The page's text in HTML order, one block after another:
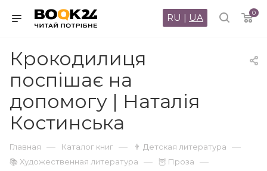
0
RU | UA
Крокодилиця
поспішає на
допомогу | Наталія
Костинська
Главная — Каталог книг — 👨 Детская литература —
📚 Художественная литература — 🦉 Проза —